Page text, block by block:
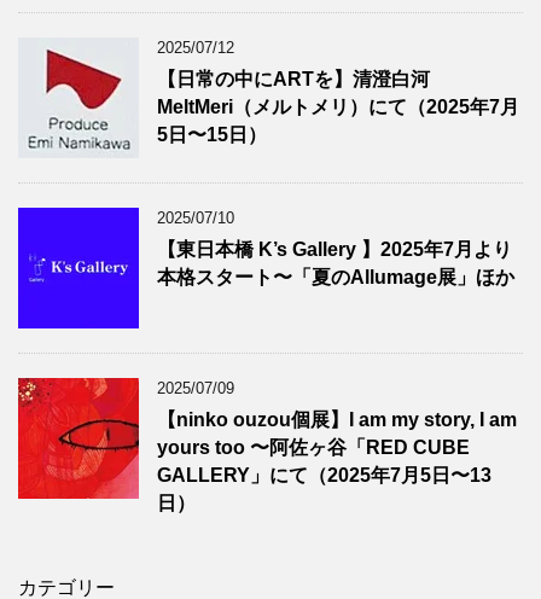
2025/07/12
【日常の中にARTを】清澄白河
MeltMeri（メルトメリ）にて（2025年7月
5日〜15日）
2025/07/10
【東日本橋 K’s Gallery 】2025年7月より
本格スタート〜「夏のAllumage展」ほか
2025/07/09
【ninko ouzou個展】I am my story, I am
yours too 〜阿佐ヶ谷「RED CUBE
GALLERY」にて（2025年7月5日〜13
日）
カテゴリー